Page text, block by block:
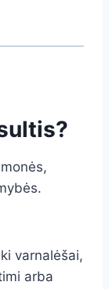
varnalėšai,
arba